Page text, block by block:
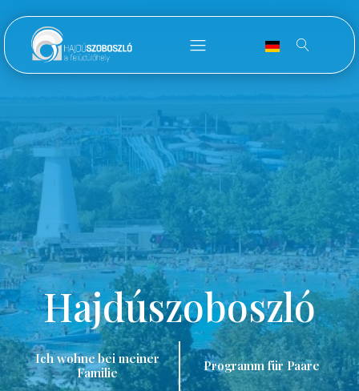
Hajdúszoboszló
Ich wohne bei meiner
Familie
Programm für Paare